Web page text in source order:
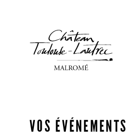
VOS ÉVÉNEMENTS